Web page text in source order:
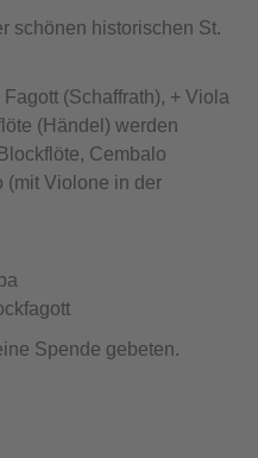
schönen historischen St.
(Schaffrath), + Viola
(Händel) werden
Cembalo
(mit Violone in der
Spende gebeten.